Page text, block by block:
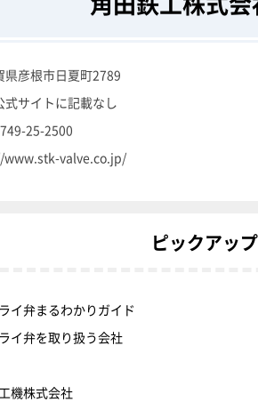
県彦根市日夏町2789
式サイトに記載なし
25-2500
www.stk-valve.co.jp/
ピックアッ
イ弁まるわかりガイド
イ弁を取り扱う会社
機株式会社